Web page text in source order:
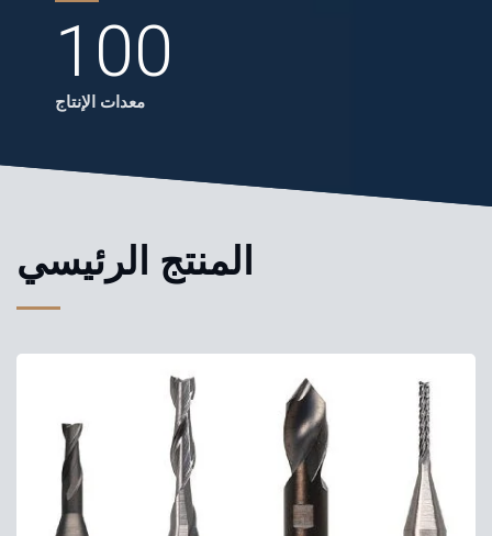
100
معدات الإنتاج
المنتج الرئيسي